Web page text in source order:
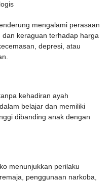
mengalami perasaan
keraguan terhadap harga
depresi, atau
kehadiran ayah
belajar dan memiliki
dibanding anak dengan
menunjukkan perilaku
penggunaan narkoba,